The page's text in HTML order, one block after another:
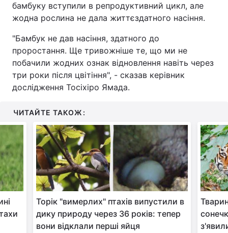
бамбуку вступили в репродуктивний цикл, але
жодна рослина не дала життєздатного насіння.
"Бамбук не дав насіння, здатного до
проростання. Ще тривожніше те, що ми не
побачили жодних ознак відновлення навіть через
три роки після цвітіння", - сказав керівник
дослідження Тосіхіро Ямада.
ЧИТАЙТЕ ТАКОЖ:
Торік "вимерлих" птахів випустили в
дику природу через 36 років: тепер
вони відклали перші яйця